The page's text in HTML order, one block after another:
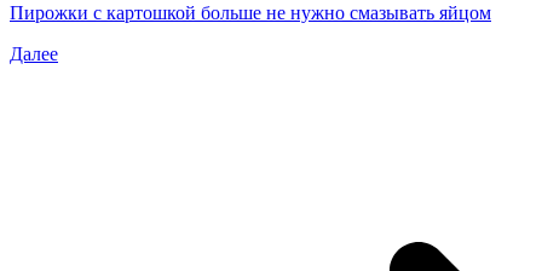
Пирожки с картошкой больше не нужно смазывать яйцом
Далее